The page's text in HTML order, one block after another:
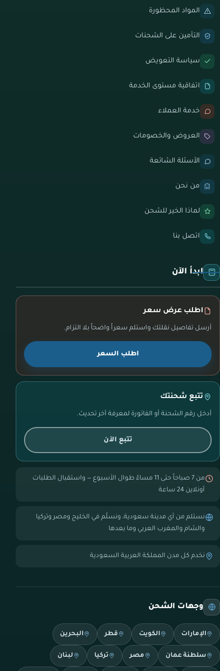
المواد المحظورة
التأمين على الشحنات
سياسة التعويض
اتفاقية مستوى الخدمة
خدمة العملاء
العروض والخصومات
الأسئلة الشائعة
من نحن
لماذا الخير للشحن
اتصل بنا
ابدأ الآن
اطلب عرض سعر
أرسل تفاصيل نقلتك واستلم سعراً واضحاً بلا التزام.
اطلب السعر
تتبع شحنتك
أدخل رقم الشحنة أو الفاتورة لمعرفة آخر تحديث.
تتبع الآن
من 7 صباحاً حتى 11 مساءً طوال الأسبوع — واستقبال الطلبات
أونلاين 24 ساعة
نستلم من أي مدينة سعودية، ونسلّم في الخليج ومصر وتركيا
والشام والمغرب العربي وما بعدها
نخدم كل مدن المملكة العربية السعودية
وجهات الشحن
الإمارات الكويت قطر البحرين
سلطنة عمان مصر تركيا لبنان